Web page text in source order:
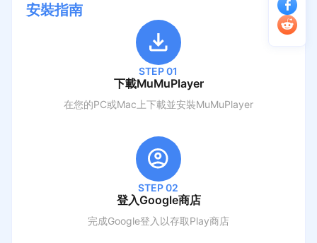
安裝指南
STEP 01
下載MuMuPlayer
在您的PC或Mac上下載並安裝MuMuPlayer
STEP 02
登入Google商店
完成Google登入以存取Play商店